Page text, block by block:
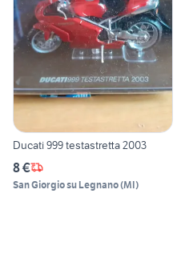
Ducati 999 testastretta 2003
8 €
San Giorgio su Legnano(MI)